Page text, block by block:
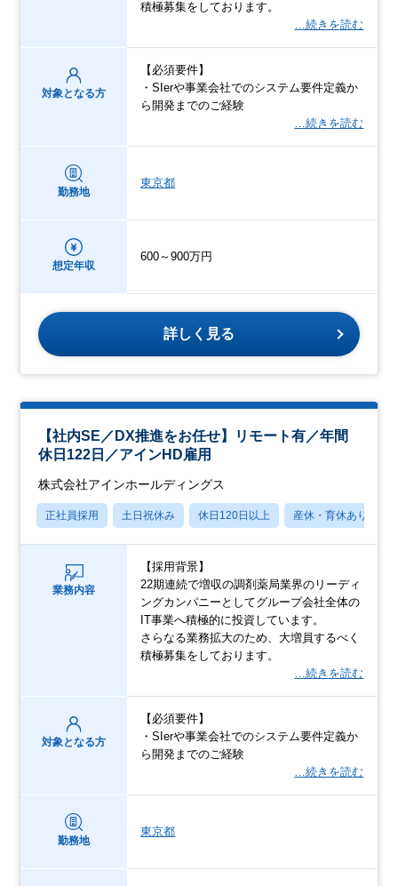
積極募集をしております。
…続きを読む
対象となる方
【必須要件】
・SIerや事業会社でのシステム要件定義か
ら開発までのご経験
…続きを読む
勤務地
東京都
想定年収
600～900万円
詳しく見る
【社内SE／DX推進をお任せ】リモート有／年間
休日122日／アインHD雇用
株式会社アインホールディングス
正社員採用 土日祝休み 休日120日以上 産休・育休あり
業務内容
【採用背景】
22期連続で増収の調剤薬局業界のリーディ
ングカンパニーとしてグループ会社全体の
IT事業へ積極的に投資しています。
さらなる業務拡大のため、大増員するべく
積極募集をしております。
…続きを読む
対象となる方
【必須要件】
・SIerや事業会社でのシステム要件定義か
ら開発までのご経験
…続きを読む
勤務地
東京都